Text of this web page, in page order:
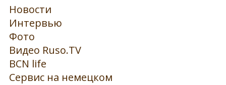
Новости
Интервью
Фото
Видео Ruso.TV
BCN life
Сервис на немецком